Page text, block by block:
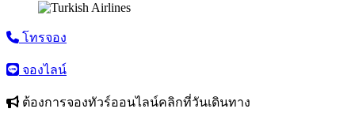
โทรจอง
จองไลน์
ต้องการจองทัวร์ออนไลน์คลิกที่วันเดินทาง